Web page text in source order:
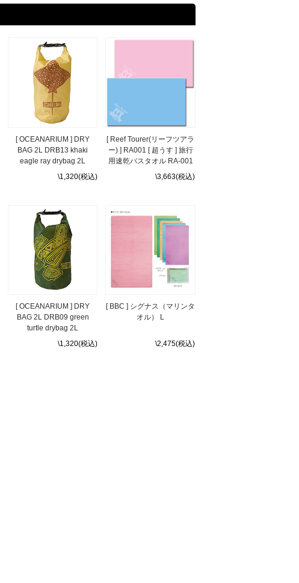
[ OCEANARIUM ] DRY
BAG 2L DRB13 khaki
eagle ray drybag 2L
\1,320(税込)
[ Reef Tourer(リーフツアラ
ー) ] RA001 [ 超うす ] 旅行
用速乾バスタオル RA-001
\3,663(税込)
[ OCEANARIUM ] DRY
BAG 2L DRB09 green
turtle drybag 2L
\1,320(税込)
[ BBC ] シグナス（マリンタ
オル） L
\2,475(税込)